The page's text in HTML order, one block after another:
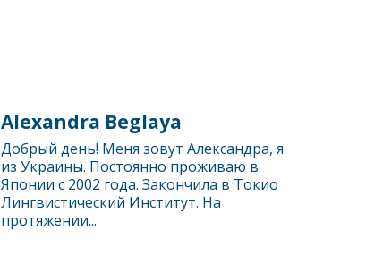
Alexandra Beglaya
Добрый день! Меня зовут Александра, я
из Украины. Постоянно проживаю в
Японии с 2002 года. Закончила в Токио
Лингвистический Институт. На
протяжении...